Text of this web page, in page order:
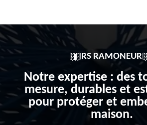
RS RAMONEUR
Notre expertise : des
mesure, durables et
pour protéger et
maison.